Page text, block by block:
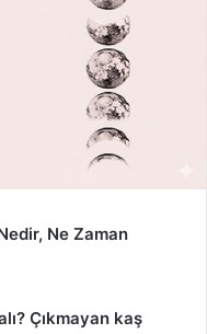
Ne Zaman
Çıkmayan kaş